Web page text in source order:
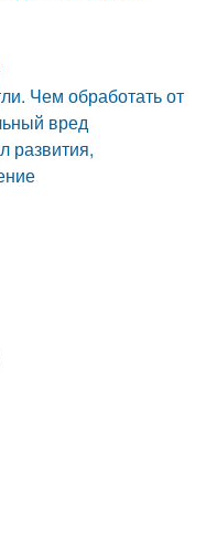
Чем обработать от
вред
развития,